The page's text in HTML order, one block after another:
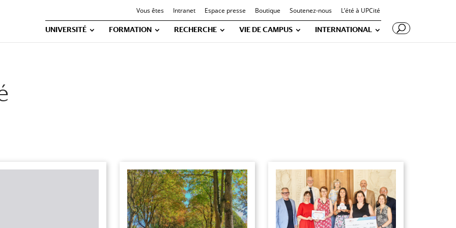
Vous êtes Intranet Espace presse Boutique Soutenez-nous L’été à UPCité
UNIVERSITÉ FORMATION RECHERCHE VIE DE CAMPUS INTERNATIONAL